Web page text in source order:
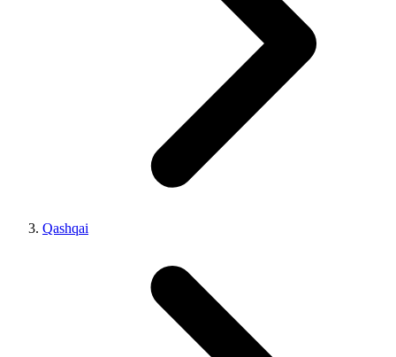
Qashqai